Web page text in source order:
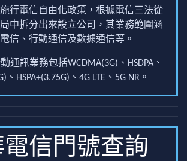
行電信自由化政策，根據電信三法從
中拆分出來設立公司，其業務範圍涵
信、行動通信及數據通信等。
通訊業務包括WCDMA(3G)、HSDPA、
、HSPA+(3.75G)、4G LTE、5G NR。
電信門號查詢